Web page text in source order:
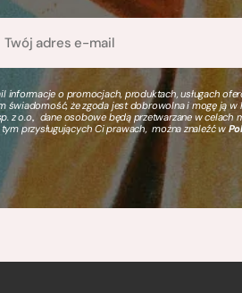
o promocjach, produktach, usługach
świadomość, że zgoda jest dobrowolna i mogę ją w
z o.o., dane osobowe będą przetwarzane w celach
przysługujących Ci prawach, można znaleźć w